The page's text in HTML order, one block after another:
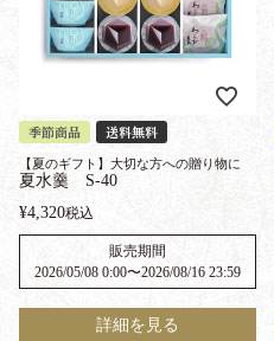
季節商品 送料無料
【夏のギフト】大切な方への贈り物に
夏水羹 S-40
¥4,320税込
販売期間
2026/05/08 0:00〜2026/08/16 23:59
詳細を見る